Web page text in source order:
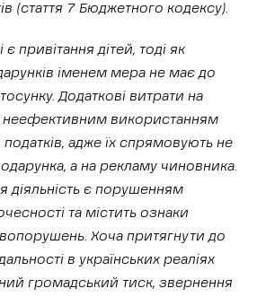
(стаття 7 Бюджетного кодексу).
привітання дітей, тоді як
іменем мера не має до
Додаткові витрати на
неефективним використанням
податків, адже їх спрямовують не
а на рекламу чиновника.
діяльність є порушенням
та містить ознаки
Хоча притягнути до
в українських реаліях
громадський тиск, звернення